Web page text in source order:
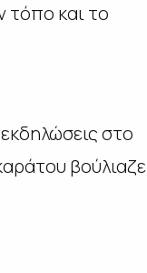
τόπο και το
στο
βούλιαζε